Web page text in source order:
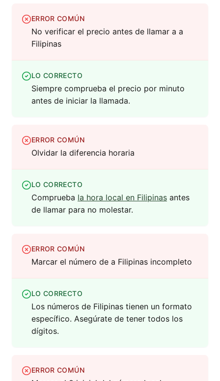
ERROR COMÚN
No verificar el precio antes de llamar a a
Filipinas
LO CORRECTO
Siempre comprueba el precio por minuto
antes de iniciar la llamada.
ERROR COMÚN
Olvidar la diferencia horaria
LO CORRECTO
Comprueba la hora local en Filipinas antes
de llamar para no molestar.
ERROR COMÚN
Marcar el número de a Filipinas incompleto
LO CORRECTO
Los números de Filipinas tienen un formato
específico. Asegúrate de tener todos los
dígitos.
ERROR COMÚN